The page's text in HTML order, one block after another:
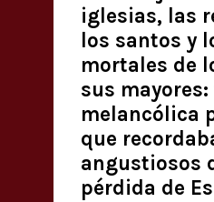
iglesias, las
los santos y
mortales de
sus
melancólica
que
angustiosos
pérdida de